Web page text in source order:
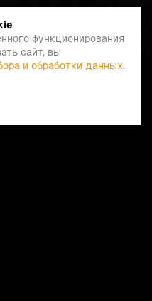
функционирования
сайт, вы
и обработки данных.